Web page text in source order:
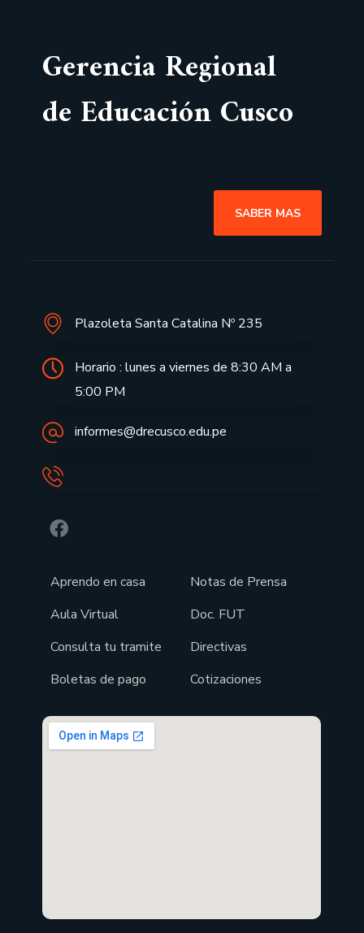
Gerencia Regional
de Educación Cusco
SABER MAS
Plazoleta Santa Catalina Nº 235
Horario : lunes a viernes de 8:30 AM a
5:00 PM
informes@drecusco.edu.pe
Aprendo en casa
Aula Virtual
Consulta tu tramite
Boletas de pago
Notas de Prensa
Doc. FUT
Directivas
Cotizaciones